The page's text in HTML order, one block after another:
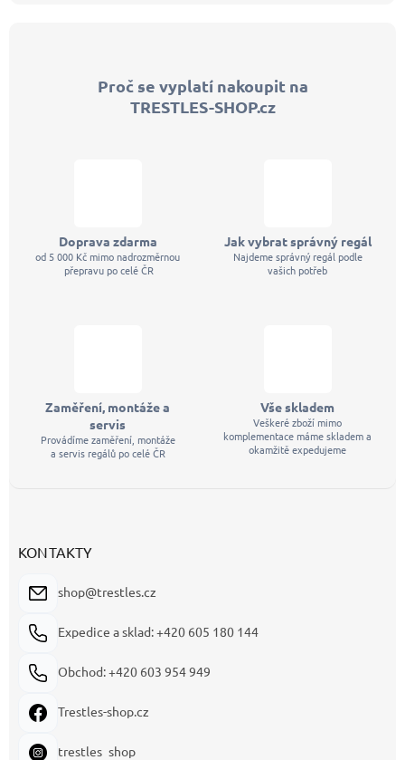
Proč se vyplatí nakoupit na
TRESTLES-SHOP.cz
Doprava zdarma
od 5 000 Kč mimo nadrozměrnou
přepravu po celé ČR
Jak vybrat správný regál
Najdeme správný regál podle
vašich potřeb
Zaměření, montáže a
servis
Provádíme zaměření, montáže
a servis regálů po celé ČR
Vše skladem
Veškeré zboží mimo
komplementace máme skladem a
okamžitě expedujeme
KONTAKTY
shop@trestles.cz
Expedice a sklad: +420 605 180 144
Obchod: +420 603 954 949
Trestles-shop.cz
trestles_shop